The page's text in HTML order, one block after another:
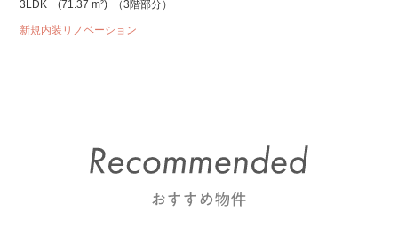
3LDK
(71.37 m²) （3階部分）
新規内装リノベーション